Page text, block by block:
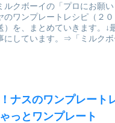
ルクボーイの「プロにお願
のワンプレートレシピ（２０
）を、まとめていきます。↓
にしています。⇒「ミルクボ
ナスのワンプレー
っとワンプレート